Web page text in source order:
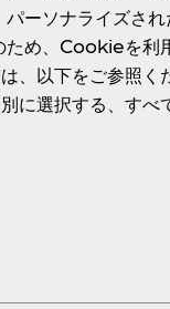
ーソナライズさ
ため、Cookieを利
、以下をご参照く
に選択する、すべ